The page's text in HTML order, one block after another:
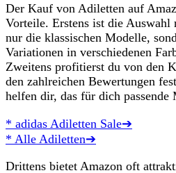
Der Kauf von Adiletten auf
Vorteile. Erstens ist die
nur die klassischen Modelle,
Variationen in verschiedenen
Zweitens profitierst du von den
den zahlreichen Bewertungen
helfen dir, das für dich
* adidas Adiletten Sale➔
* Alle Adiletten➔
Drittens bietet Amazon oft